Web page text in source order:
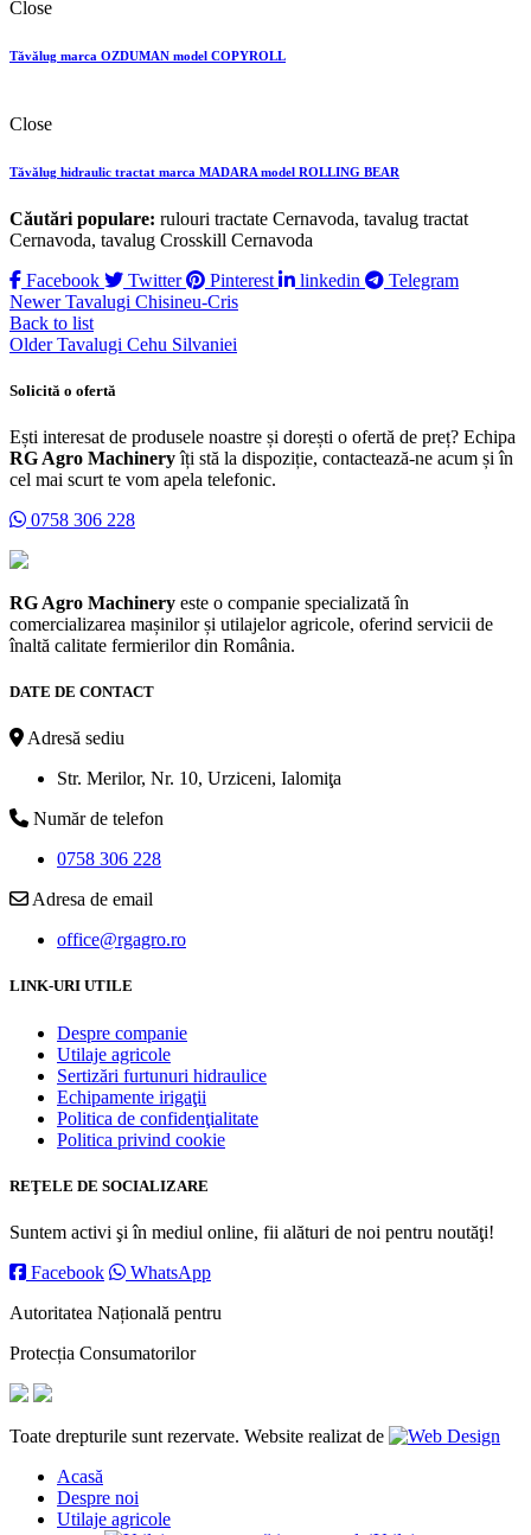
Close
Tăvălug marca OZDUMAN model COPYROLL
Close
Tăvălug hidraulic tractat marca MADARA model ROLLING BEAR
Căutări populare: rulouri tractate Cernavoda, tavalug tractat
Cernavoda, tavalug Crosskill Cernavoda
Facebook
Twitter Pinterest linkedin
Telegram
Newer Tavalugi Chisineu-Cris
Back to list
Older Tavalugi Cehu Silvaniei
Solicită o ofertă
Ești interesat de produsele noastre și dorești o ofertă de preț? Echipa
RG Agro Machineryîți stă la dispoziție, contactează-ne acum și în
cel mai scurt te vom apela telefonic.
0758 306 228
RG Agro Machinery este o companie specializată în
comercializarea mașinilor și utilajelor agricole, oferind servicii de
înaltă calitate fermierilor din România.
DATE DE CONTACT
Adresă sediu
Str. Merilor, Nr. 10, Urziceni, Ialomiţa
Număr de telefon
0758 306 228
Adresa de email
office@rgagro.ro
LINK-URI UTILE
Despre companie
Utilaje agricole
Sertizări furtunuri hidraulice
Echipamente irigaţii
Politica de confidenţialitate
Politica privind cookie
REŢELE DE SOCIALIZARE
Suntem activi şi în mediul online, fii alături de noi pentru noutăţi!
Facebook
WhatsApp
Autoritatea Națională pentru
Protecția Consumatorilor
Toate drepturile sunt rezervate. Website realizat de
Acasă
Despre noi
Utilaje agricole